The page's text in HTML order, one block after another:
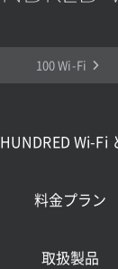
100 Wi-Fi
HUNDRED Wi-Fi
料金プラン
取扱製品